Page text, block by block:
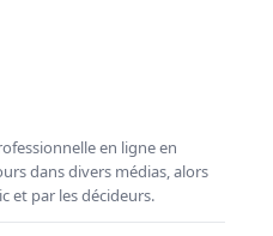
en ligne en
dans divers médias, alors
et par les décideurs.